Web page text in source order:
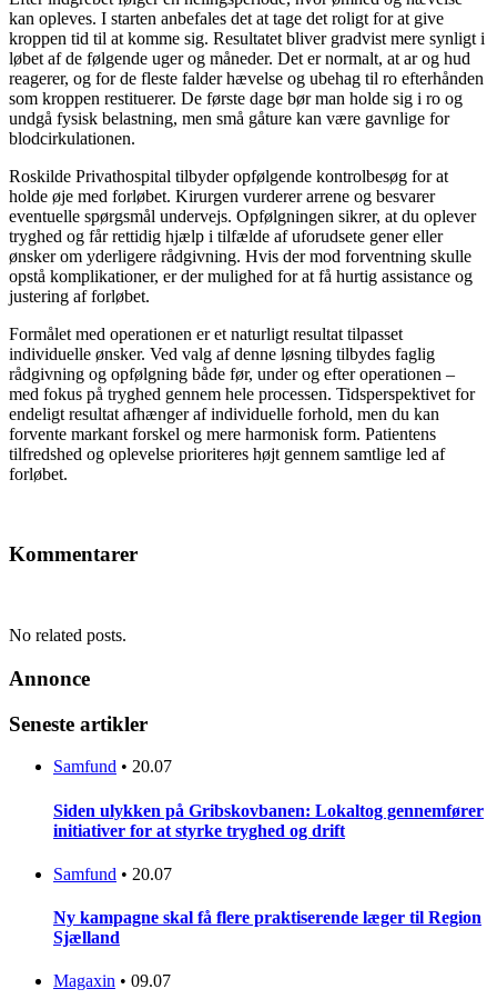
kan opleves. I starten anbefales det at tage det roligt for at give
kroppen tid til at komme sig. Resultatet bliver gradvist mere synligt i
løbet af de følgende uger og måneder. Det er normalt, at ar og hud
reagerer, og for de fleste falder hævelse og ubehag til ro efterhånden
som kroppen restituerer. De første dage bør man holde sig i ro og
undgå fysisk belastning, men små gåture kan være gavnlige for
blodcirkulationen.
Roskilde Privathospital tilbyder opfølgende kontrolbesøg for at
holde øje med forløbet. Kirurgen vurderer arrene og besvarer
eventuelle spørgsmål undervejs. Opfølgningen sikrer, at du oplever
tryghed og får rettidig hjælp i tilfælde af uforudsete gener eller
ønsker om yderligere rådgivning. Hvis der mod forventning skulle
opstå komplikationer, er der mulighed for at få hurtig assistance og
justering af forløbet.
Formålet med operationen er et naturligt resultat tilpasset
individuelle ønsker. Ved valg af denne løsning tilbydes faglig
rådgivning og opfølgning både før, under og efter operationen –
med fokus på tryghed gennem hele processen. Tidsperspektivet for
endeligt resultat afhænger af individuelle forhold, men du kan
forvente markant forskel og mere harmonisk form. Patientens
tilfredshed og oplevelse prioriteres højt gennem samtlige led af
forløbet.
Kommentarer
No related posts.
Annonce
Seneste artikler
Samfund • 20.07
Siden ulykken på Gribskovbanen: Lokaltog gennemfører
initiativer for at styrke tryghed og drift
Samfund • 20.07
Ny kampagne skal få flere praktiserende læger til Region
Sjælland
Magaxin • 09.07